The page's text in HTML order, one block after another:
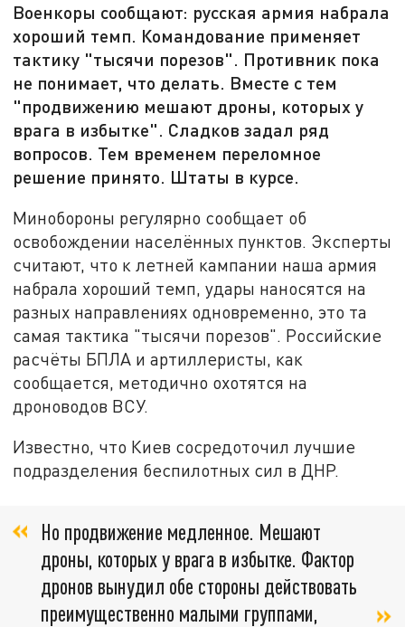
Военкоры сообщают: русская армия набрала
хороший темп. Командование применяет
тактику "тысячи порезов". Противник пока
не понимает, что делать. Вместе с тем
"продвижению мешают дроны, которых у
врага в избытке". Сладков задал ряд
вопросов. Тем временем переломное
решение принято. Штаты в курсе.
Минобороны регулярно сообщает об
освобождении населённых пунктов. Эксперты
считают, что к летней кампании наша армия
набрала хороший темп, удары наносятся на
разных направлениях одновременно, это та
самая тактика "тысячи порезов". Российские
расчёты БПЛА и артиллеристы, как
сообщается, методично охотятся на
дроноводов ВСУ.
Известно, что Киев сосредоточил лучшие
подразделения беспилотных сил в ДНР.
Но продвижение медленное. Мешают
дроны, которых у врага в избытке. Фактор
дронов вынудил обе стороны действовать
преимущественно малыми группами,